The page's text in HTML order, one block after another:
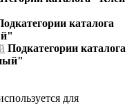
каталога
Подкатегории каталога
для